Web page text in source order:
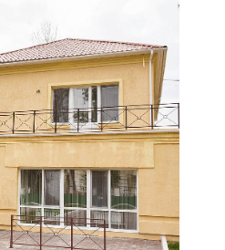
предлагается
размещения. Исходя из
подобрать тот, который
осуществляется трижды в
удобной систему шведского
выбрать себе блюдо в
Причем речь
люкс, поэтому даже самые
удовлетворены. Помимо этого,